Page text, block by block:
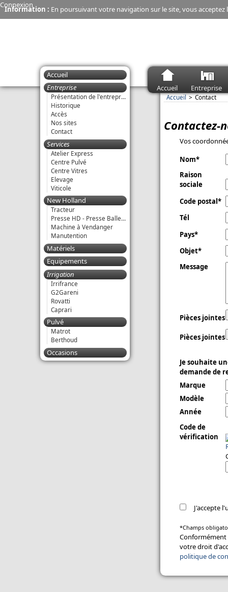
Information : En poursuivant votre navigation sur le site, vous
Connexion
Accueil Entreprise
Accueil
Entreprise
Présentation de l'entreprise Marchadier
Historique
Accès
Nos sites
Contact
Services
Atelier Express
Centre Pulvé
Centre Vitres
Elevage
Viticole
New Holland
Tracteur
Presse HD - Presse Balle Ronde
Machine à Vendanger
Manutention
Matériels
Equipements
Irrigation
Irrifrance
G2Gareni
Rovatti
Caprari
Pulvé
Matrot
Berthoud
Occasions
Accueil Contact
Contactez-
Vos
Nom
Raison
sociale
Code postal
Tél
Pays
Objet
Message
Pièces jointes
Pièces jointes
Je souhaite
demande de
Marque
Modèle
Année
Code de
vérification
J'accepte
*Champs
Conformément
votre droit
politique de